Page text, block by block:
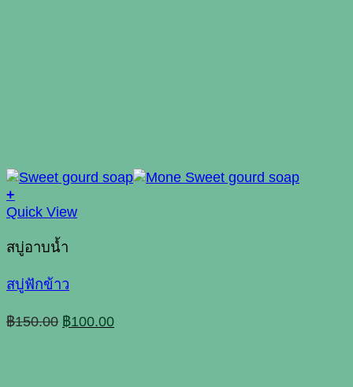
+
Quick View
สบู่อาบน้ำ
สบู่ฟักข้าว
฿150.00 Original
฿100.00Current